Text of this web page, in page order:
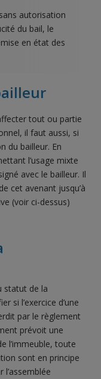
autorisation
du bail, le
en état des
tout ou partie
il faut aussi, si
du bailleur. En
l’usage mixte
avec le bailleur. Il
cet avenant jusqu’à
(voir ci-dessus)
statut de la
si l’exercice d’une
par le règlement
prévoit une
l’immeuble, toute
sont en principe